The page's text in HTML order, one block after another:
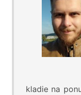
kladie na